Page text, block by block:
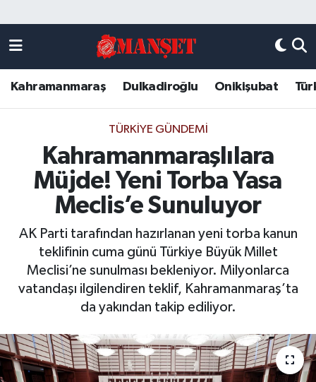
Kahramanmaraş Dulkadiroğlu Onikişubat
TÜRKIYE GÜNDEMI
Kahramanmaraşlılara
Müjde! Yeni Torba Yasa
Meclis’e Sunuluyor
AK Parti tarafından hazırlanan yeni torba kanun
teklifinin cuma günü Türkiye Büyük Millet
Meclisi’ne sunulması bekleniyor. Milyonlarca
vatandaşı ilgilendiren teklif, Kahramanmaraş’ta
da yakından takip ediliyor.
DULKADİROĞLU
KAHRAMANMARAŞ
ONİKİŞUBAT
ÖZEL HABER
Künye
Kahramanmaraş Nöbetçi Eczaneler
Kahramanmaraş Hava Durumu
Kahramanmaraş Trafik Yoğunluk Haritası
Süper Lig Puan Durumu ve Fikstür
Tüm Manşetler
Son Dakika Haberleri
Haber Arşivi